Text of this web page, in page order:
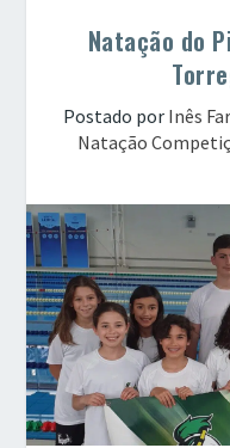
Natação do
Postado por Inês
Natação